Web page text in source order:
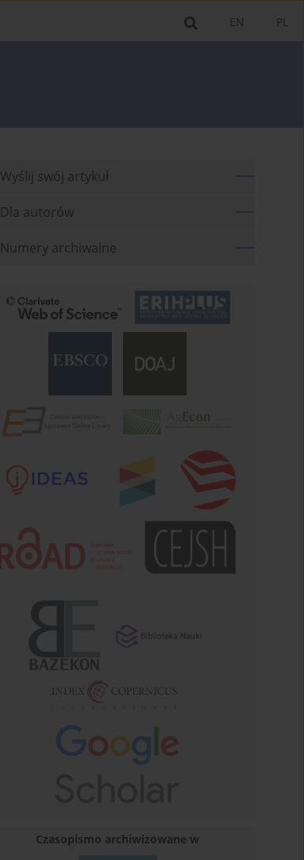
PL
EN
Wyślij swój artykuł
Dla autorów
Numery archiwalne
Czasopismo archiwizowane w